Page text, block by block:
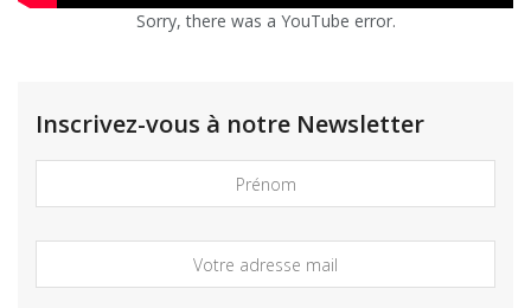
Sorry, there was a YouTube error.
Inscrivez-vous à notre Newsletter